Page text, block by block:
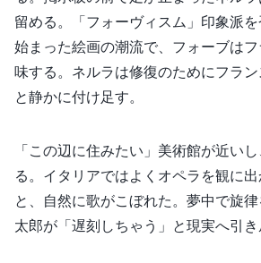
留める。「フォーヴィスム」印象派
始まった絵画の潮流で、フォーブは
味する。ネルラは修復のためにフラン
と静かに付け足す。
「この辺に住みたい」美術館が近い
る。イタリアではよくオペラを観に
と、自然に歌がこぼれた。夢中で旋
太郎が「遅刻しちゃう」と現実へ引き